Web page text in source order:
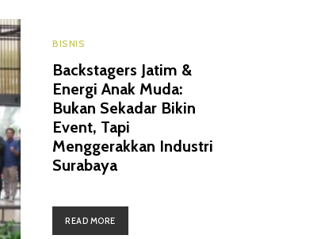
BISNIS
Backstagers Jatim &
Energi Anak Muda:
Bukan Sekadar Bikin
Event, Tapi
Menggerakkan Industri
Surabaya
READ MORE